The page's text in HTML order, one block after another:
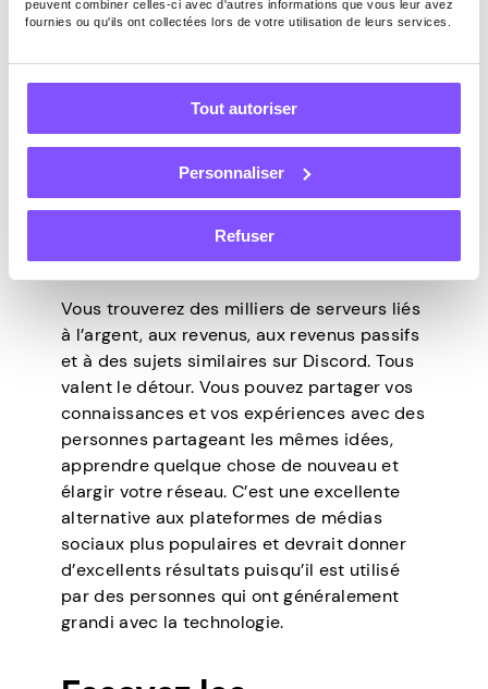
peuvent combiner celles-ci avec d'autres informations que vous leur avez
fournies ou qu'ils ont collectées lors de votre utilisation de leurs services.
Tout autoriser
Personnaliser
Refuser
sur les joueurs et leurs besoins, mais
polyvalente utilisée par près de 150
ne cesse de croître sans ralentir, c’est une
autre excellente option pour partager votre
lien d’affiliation. Sa plus grande force est
l’orientation vers la communication. Il n’y a
vous pouvez voir, pas de flux et pas de
Vous trouverez des milliers de serveurs liés
à l’argent, aux revenus, aux revenus passifs
et à des sujets similaires sur Discord. Tous
valent le détour. Vous pouvez partager vos
connaissances et vos expériences avec des
personnes partageant les mêmes idées,
apprendre quelque chose de nouveau et
élargir votre réseau. C’est une excellente
alternative aux plateformes de médias
sociaux plus populaires et devrait donner
d’excellents résultats puisqu’il est utilisé
par des personnes qui ont généralement
grandi avec la technologie.